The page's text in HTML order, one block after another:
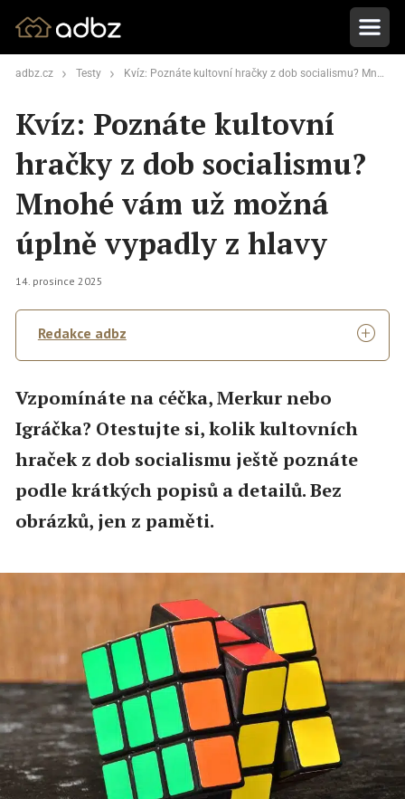
adbz.cz Testy Kvíz: Poznáte kultovní hračky z dob socialismu? Mnohé vám už možná úplně vypadly z hlavy
Kvíz: Poznáte kultovní
hračky z dob socialismu?
Mnohé vám už možná
úplně vypadly z hlavy
14. prosince 2025
Redakce adbz
Vzpomínáte na céčka, Merkur nebo
Igráčka? Otestujte si, kolik kultovních
hraček z dob socialismu ještě poznáte
podle krátkých popisů a detailů. Bez
obrázků, jen z paměti.